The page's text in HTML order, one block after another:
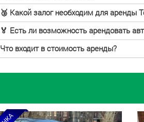
🥉 Какой залог необходим для аренды
🏅 Есть ли возможность арендовать
Что входит в стоимость аренды?